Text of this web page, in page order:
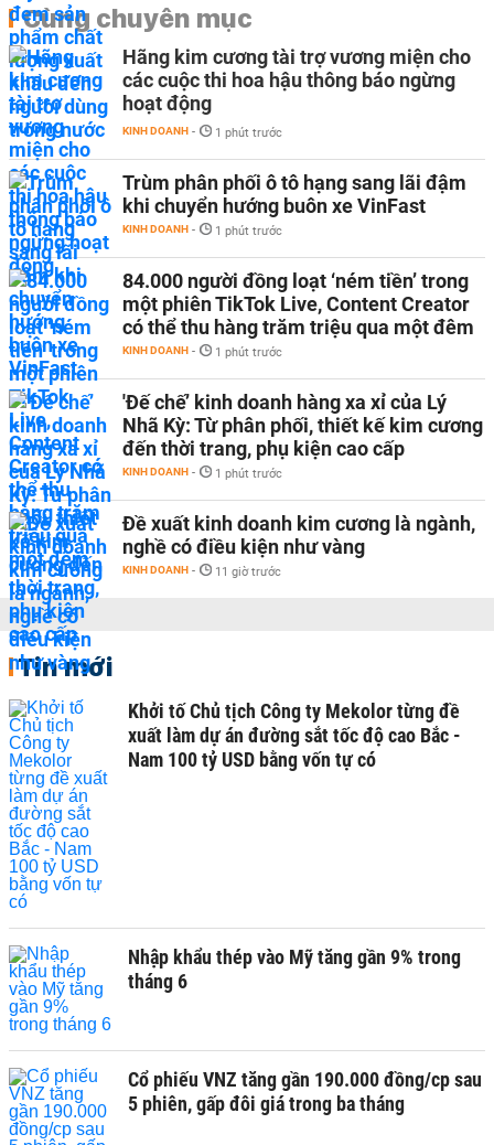
Cùng chuyên mục
Hãng kim cương tài trợ vương miện cho
các cuộc thi hoa hậu thông báo ngừng
hoạt động
KINH DOANH - 1 phút trước
Trùm phân phối ô tô hạng sang lãi đậm
khi chuyển hướng buôn xe VinFast
KINH DOANH - 1 phút trước
84.000 người đồng loạt ‘ném tiền’ trong
một phiên TikTok Live, Content Creator
có thể thu hàng trăm triệu qua một đêm
KINH DOANH - 1 phút trước
'Đế chế’ kinh doanh hàng xa xỉ của Lý
Nhã Kỳ: Từ phân phối, thiết kế kim cương
đến thời trang, phụ kiện cao cấp
KINH DOANH - 1 phút trước
Đề xuất kinh doanh kim cương là ngành,
nghề có điều kiện như vàng
KINH DOANH - 11 giờ trước
Tin mới
Khởi tố Chủ tịch Công ty Mekolor từng đề
xuất làm dự án đường sắt tốc độ cao Bắc -
Nam 100 tỷ USD bằng vốn tự có
Nhập khẩu thép vào Mỹ tăng gần 9% trong
tháng 6
Cổ phiếu VNZ tăng gần 190.000 đồng/cp sau
5 phiên, gấp đôi giá trong ba tháng